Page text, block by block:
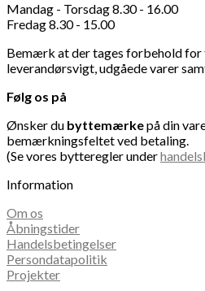
Mandag - Torsdag 8.30 - 16.00
Fredag 8.30 - 15.00
Bemærk at der tages forbehold
leverandørsvigt, udgåede varer
Følg os på
Ønsker du byttemærkepå din
bemærkningsfeltet ved betaling.
(Se vores bytteregler under
Information
Om os
Åbningstider
Handelsbetingelser
Persondatapolitik
Projekter